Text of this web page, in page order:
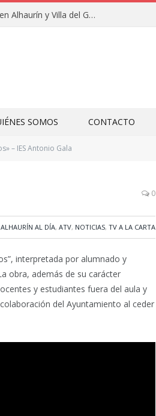
Clausuras de los campamentos de verano en Alhaurín y Villa del Guadalhorce 2026
SOMOS CONTACTO
– IES Antonio Gala
0
ALHAURÍN AL DÍA, ATV, NOTICIAS, TV A LA CARTA
interpretada por alumnado y
obra, además de su carácter
y estudiantes fuera del aula y
del Ayuntamiento al ceder